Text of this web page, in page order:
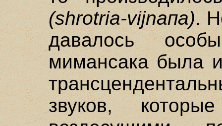
(shrotria-vijnaпа).
давалось
мимансака была
звуков,